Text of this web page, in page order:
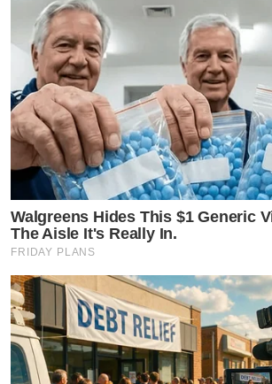
Walgreens Hides This $1 Generic
The Aisle It's Really In.
FRIDAY PLANS